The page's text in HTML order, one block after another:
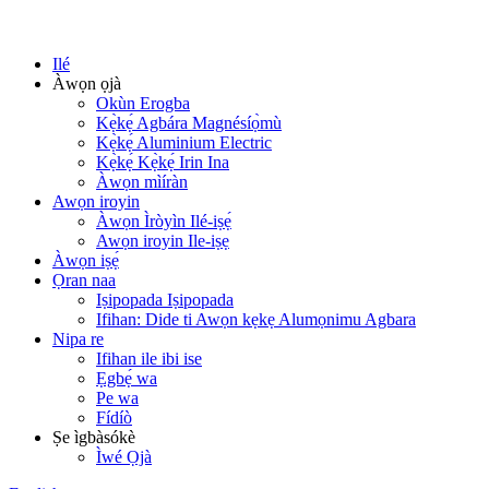
Ilé
Àwọn ọjà
Okùn Erogba
Kẹ̀kẹ́ Agbára Magnésíọ̀mù
Kẹ̀kẹ́ Aluminium Electric
Kẹ̀kẹ́ Kẹ̀kẹ́ Irin Ina
Àwọn mìíràn
Awọn iroyin
Àwọn Ìròyìn Ilé-iṣẹ́
Awọn iroyin Ile-iṣẹ
Àwọn iṣẹ́
Ọran naa
Iṣipopada Iṣipopada
Ifihan: Dide ti Awọn kẹkẹ Alumọnimu Agbara
Nipa re
Ifihan ile ibi ise
Ẹgbẹ́ wa
Pe wa
Fídíò
Ṣe ìgbàsókè
Ìwé Ọjà